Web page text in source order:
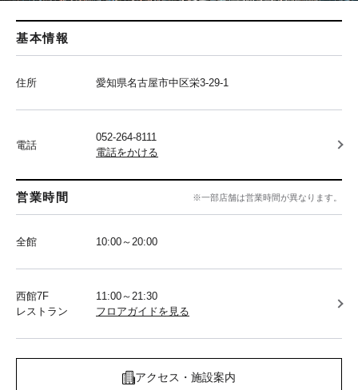
基本情報
住所 愛知県名古屋市中区栄3-29-1
電話
052-264-8111
電話をかける
営業時間 ※一部店舗は営業時間が異なります。
全館 10:00～20:00
西館7F
レストラン
11:00～21:30
フロアガイドを見る
アクセス・施設案内